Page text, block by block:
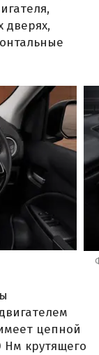
дверях,
цепной
Нм крутящего